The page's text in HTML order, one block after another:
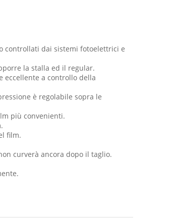
controllati dai sistemi fotoelettrici e
la stalla ed il regular.
eccellente a controllo della
è regolabile sopra le
più convenienti.
film.
curverà ancora dopo il taglio.